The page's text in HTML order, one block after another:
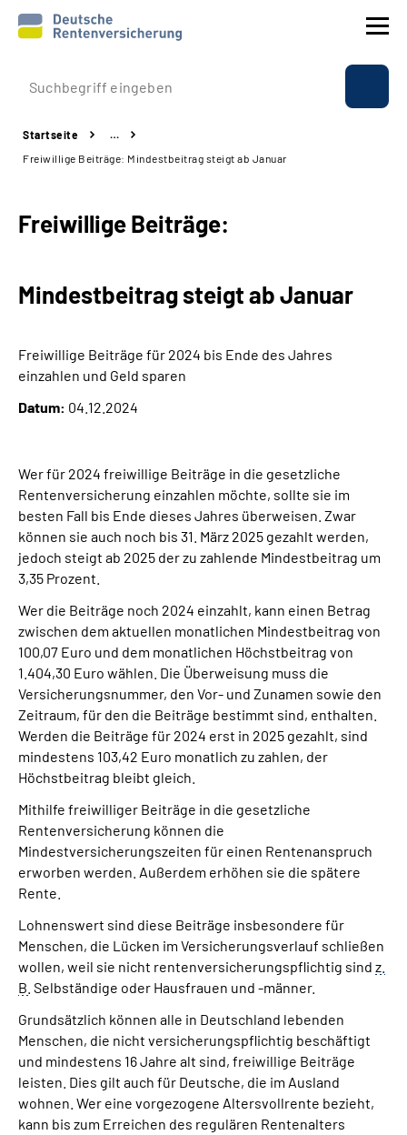
Prävention
Reha
Experten
Über uns & Presse
Online-Services
Language
Inhalte in Gebärdensprache (DGS)
Mein Kundenportal
Startseite
…
Freiwillige Beiträge: Mindestbeitrag steigt ab Januar
Freiwillige Beiträge:
Mindestbeitrag steigt ab Januar
Freiwillige Beiträge für 2024 bis Ende des Jahres
einzahlen und Geld sparen
Datum: 04.12.2024
Wer für 2024 freiwillige Beiträge in die gesetzliche
Rentenversicherung einzahlen möchte, sollte sie im
besten Fall bis Ende dieses Jahres überweisen. Zwar
können sie auch noch bis 31. März 2025 gezahlt werden,
jedoch steigt ab 2025 der zu zahlende Mindestbeitrag um
3,35 Prozent.
Wer die Beiträge noch 2024 einzahlt, kann einen Betrag
zwischen dem aktuellen monatlichen Mindestbeitrag von
100,07 Euro und dem monatlichen Höchstbeitrag von
1.404,30 Euro wählen. Die Überweisung muss die
Versicherungsnummer, den Vor- und Zunamen sowie den
Zeitraum, für den die Beiträge bestimmt sind, enthalten.
Werden die Beiträge für 2024 erst in 2025 gezahlt, sind
mindestens 103,42 Euro monatlich zu zahlen, der
Höchstbeitrag bleibt gleich.
Mithilfe freiwilliger Beiträge in die gesetzliche
Rentenversicherung können die
Mindestversicherungszeiten für einen Rentenanspruch
erworben werden. Außerdem erhöhen sie die spätere
Rente.
Lohnenswert sind diese Beiträge insbesondere für
Menschen, die Lücken im Versicherungsverlauf schließen
wollen, weil sie nicht rentenversicherungspflichtig sind z.
B. Selbständige oder Hausfrauen und -männer.
Grundsätzlich können alle in Deutschland lebenden
Menschen, die nicht versicherungspflichtig beschäftigt
und mindestens 16 Jahre alt sind, freiwillige Beiträge
leisten. Dies gilt auch für Deutsche, die im Ausland
wohnen. Wer eine vorgezogene Altersvollrente bezieht,
kann bis zum Erreichen des regulären Rentenalters